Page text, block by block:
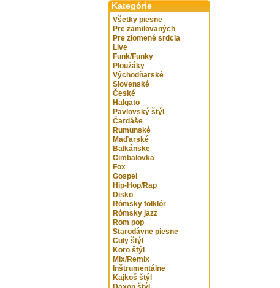
Kategórie
Všetky piesne
Pre zamilovaných
Pre zlomené srdcia
Live
Funk/Funky
Ploužáky
Východňarské
Slovenské
České
Halgato
Pavlovský štýl
Čardáše
Rumunské
Maďarské
Balkánske
Cimbalovka
Fox
Gospel
Hip-Hop/Rap
Disko
Rómsky folklór
Rómsky jazz
Rom pop
Starodávne piesne
Culy štýl
Koro štýl
Mix/Remix
Inštrumentálne
Kajkoš štýl